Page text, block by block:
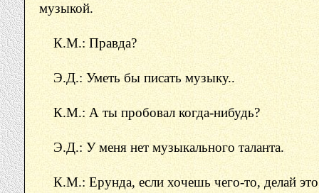
музыкой.
К.М.: Правда?
Э.Д.: Уметь бы писать музыку..
К.М.: А ты пробовал когда-нибудь?
Э.Д.: У меня нет музыкального таланта.
К.М.: Ерунда, если хочешь чего-то, делай